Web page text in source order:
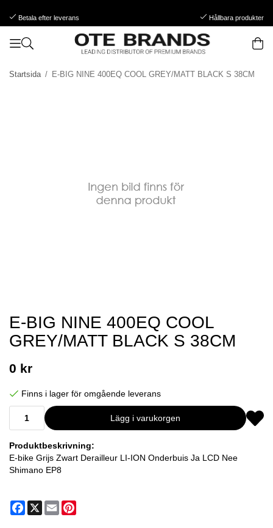
Betala efter leverans Hållbara produkter
Startsida / E-BIG NINE 400EQ COOL GREY/MATT BLACK S 38CM
E-BIG NINE 400EQ COOL
GREY/MATT BLACK S 38CM
0 kr
Finns i lager för omgående leverans
Lägg i varukorgen
Produktbeskrivning:
E-bike Grijs Zwart Derailleur LI-ION Onderbuis Ja LCD Nee
Shimano EP8
Facebook
X Email